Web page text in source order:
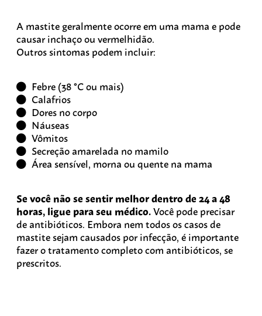
A mastite geralmente ocorre em uma mama e pode
causar inchaço ou vermelhidão.
Outros sintomas podem incluir:
Febre (38 °C ou mais)
Calafrios
Dores no corpo
Náuseas
Vômitos
Secreção amarelada no mamilo
Área sensível, morna ou quente na mama
Se você não se sentir melhor dentro de 24 a 48
horas, ligue para seu médico.Você pode precisar
de antibióticos. Embora nem todos os casos de
mastite sejam causados por infecção, é importante
fazer o tratamento completo com antibióticos, se
prescritos.